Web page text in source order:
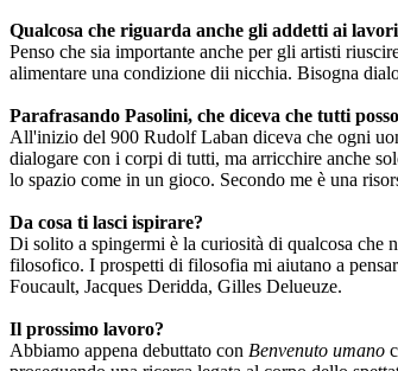
Qualcosa che riguarda anche gli addetti ai
Penso che sia importante anche per gli artisti
alimentare una condizione dii nicchia. Bisogna
Parafrasando Pasolini, che diceva che tutti
All'inizio del 900 Rudolf Laban diceva che ogni
dialogare con i corpi di tutti, ma arricchire anche
lo spazio come in un gioco. Secondo me è una
Da cosa ti lasci ispirare?
Di solito a spingermi è la curiosità di qualcosa che
filosofico. I prospetti di filosofia mi aiutano a
Foucault, Jacques Deridda, Gilles Delueuze.
Il prossimo lavoro?
Abbiamo appena debuttato con Benvenuto umano